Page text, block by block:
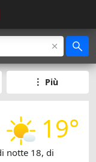
Più
19°
notte 18, di